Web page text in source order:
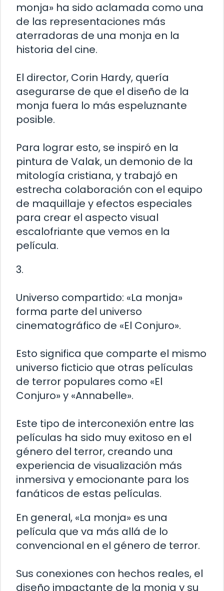
monja» ha sido aclamada como una
de las representaciones más
aterradoras de una monja en la
historia del cine.
El director, Corin Hardy, quería
asegurarse de que el diseño de la
monja fuera lo más espeluznante
posible.
Para lograr esto, se inspiró en la
pintura de Valak, un demonio de la
mitología cristiana, y trabajó en
estrecha colaboración con el equipo
de maquillaje y efectos especiales
para crear el aspecto visual
escalofriante que vemos en la
película.
3.
Universo compartido: «La monja»
forma parte del universo
cinematográfico de «El Conjuro».
Esto significa que comparte el mismo
universo ficticio que otras películas
de terror populares como «El
Conjuro» y «Annabelle».
Este tipo de interconexión entre las
películas ha sido muy exitoso en el
género del terror, creando una
experiencia de visualización más
inmersiva y emocionante para los
fanáticos de estas películas.
En general, «La monja» es una
película que va más allá de lo
convencional en el género de terror.
Sus conexiones con hechos reales, el
diseño impactante de la monja y su